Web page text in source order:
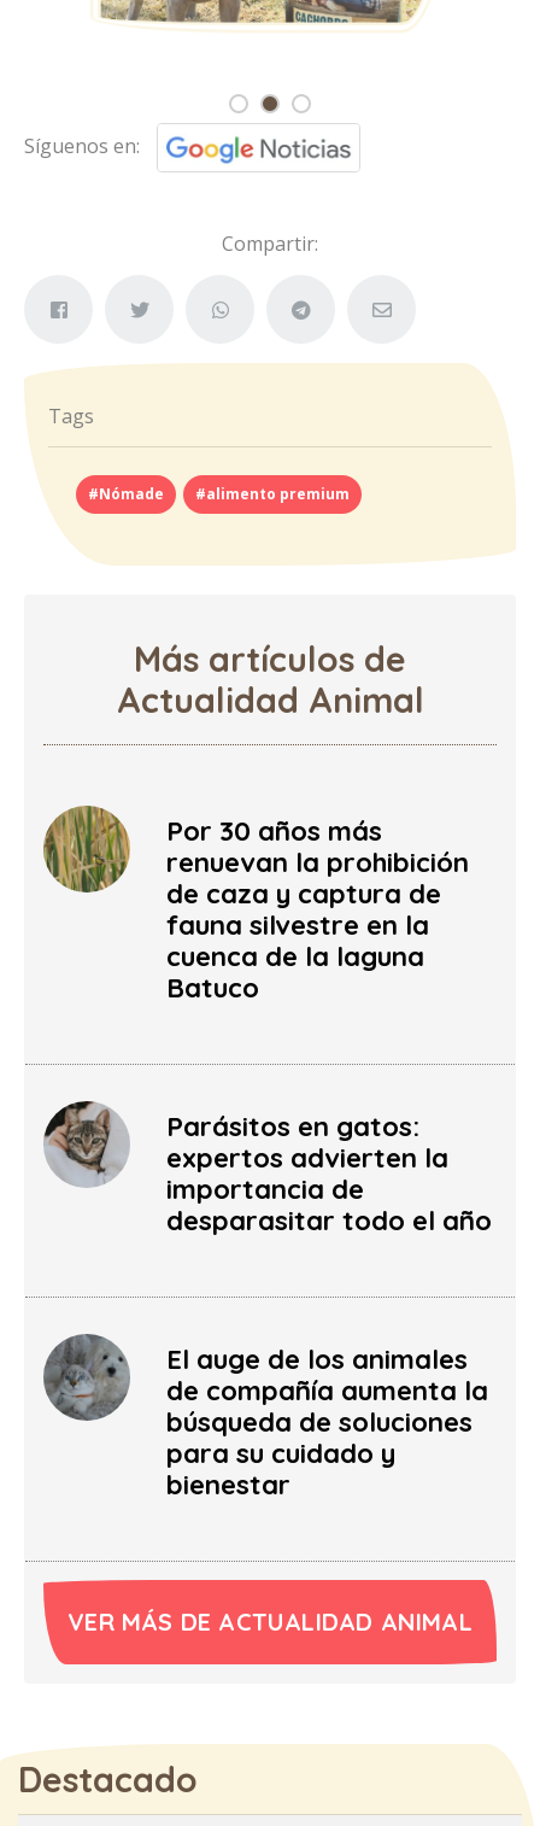
Síguenos en:
Compartir:
Tags
#Nómade #alimento premium
Más artículos de
Actualidad Animal
Por 30 años más
renuevan la prohibición
de caza y captura de
fauna silvestre en la
cuenca de la laguna
Batuco
Parásitos en gatos:
expertos advierten la
importancia de
desparasitar todo el año
El auge de los animales
de compañía aumenta la
búsqueda de soluciones
para su cuidado y
bienestar
VER MÁS DE ACTUALIDAD ANIMAL
Destacado